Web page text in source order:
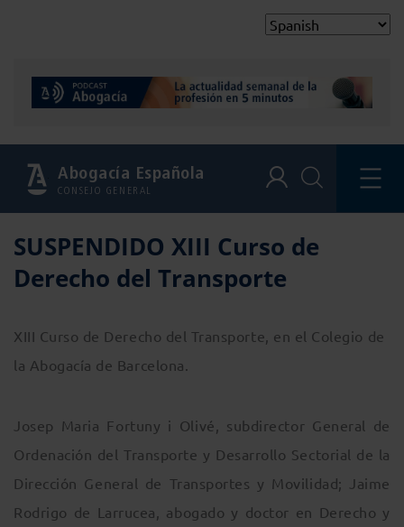
Abogacía Española
CONSEJO GENERAL
SUSPENDIDO XIII Curso de
Derecho del Transporte
XIII Curso de Derecho del Transporte, en el Colegio de
la Abogacía de Barcelona.
Josep Maria Fortuny i Olivé, subdirector General de
Ordenación del Transporte y Desarrollo Sectorial de la
Dirección General de Transportes y Movilidad; Jaime
Rodrigo de Larrucea, abogado y doctor en Derecho y